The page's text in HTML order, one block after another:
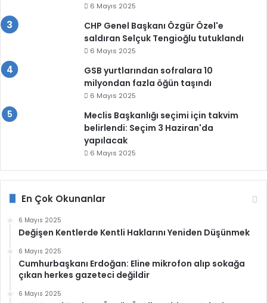
6 Mayıs 2025
CHP Genel Başkanı Özgür Özel'e
saldıran Selçuk Tengioğlu tutuklandı
6 Mayıs 2025
GSB yurtlarından sofralara 10
milyondan fazla öğün taşındı
6 Mayıs 2025
Meclis Başkanlığı seçimi için takvim
belirlendi: Seçim 3 Haziran'da
yapılacak
6 Mayıs 2025
En Çok Okunanlar
6 Mayıs 2025
Değişen Kentlerde Kentli Haklarını Yeniden Düşünmek
6 Mayıs 2025
Cumhurbaşkanı Erdoğan: Eline mikrofon alıp sokağa
çıkan herkes gazeteci değildir
6 Mayıs 2025